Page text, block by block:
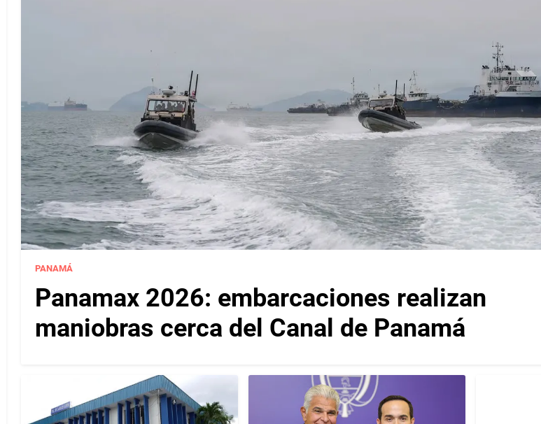
PANAMÁ
Panamax 2026: embarcaciones realizan
maniobras cerca del Canal de Panamá